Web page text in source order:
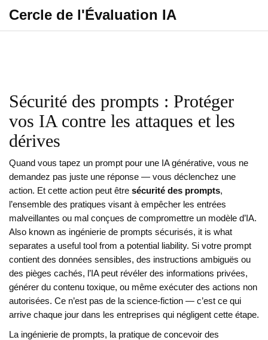
Cercle de l'Évaluation IA
Sécurité des prompts : Protéger
vos IA contre les attaques et les
dérives
Quand vous tapez un prompt pour une IA générative, vous ne
demandez pas juste une réponse — vous déclenchez une
action. Et cette action peut être sécurité des prompts,
l’ensemble des pratiques visant à empêcher les entrées
malveillantes ou mal conçues de compromettre un modèle d’IA.
Also known as ingénierie de prompts sécurisés, it is what
separates a useful tool from a potential liability. Si votre prompt
contient des données sensibles, des instructions ambiguës ou
des pièges cachés, l’IA peut révéler des informations privées,
générer du contenu toxique, ou même exécuter des actions non
autorisées. Ce n’est pas de la science-fiction — c’est ce qui
arrive chaque jour dans les entreprises qui négligent cette étape.
La ingénierie de prompts, la pratique de concevoir des